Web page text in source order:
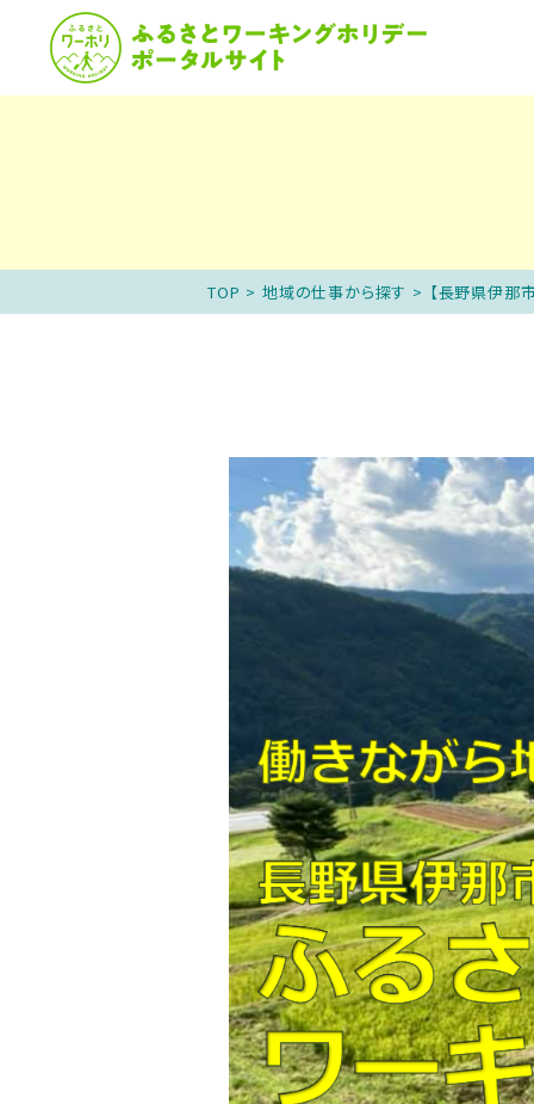
ふるさとワーホリとは
TOP > 地域の仕事から探す >